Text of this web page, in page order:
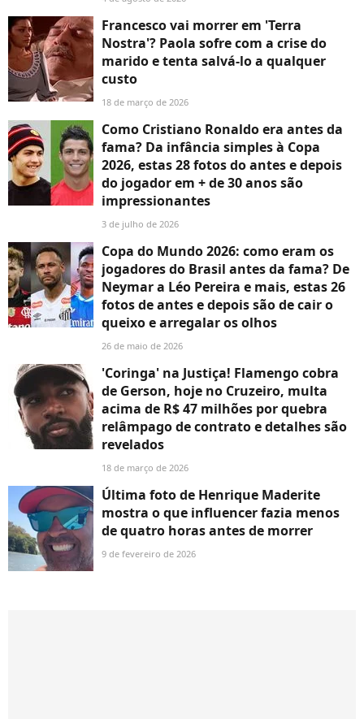
Francesco vai morrer em 'Terra
Nostra'? Paola sofre com a crise do
marido e tenta salvá-lo a qualquer
custo
18 de março de 2026
Como Cristiano Ronaldo era antes da
fama? Da infância simples à Copa
2026, estas 28 fotos do antes e depois
do jogador em + de 30 anos são
impressionantes
3 de julho de 2026
Copa do Mundo 2026: como eram os
jogadores do Brasil antes da fama? De
Neymar a Léo Pereira e mais, estas 26
fotos de antes e depois são de cair o
queixo e arregalar os olhos
26 de maio de 2026
'Coringa' na Justiça! Flamengo cobra
de Gerson, hoje no Cruzeiro, multa
acima de R$ 47 milhões por quebra
relâmpago de contrato e detalhes são
revelados
18 de março de 2026
Última foto de Henrique Maderite
mostra o que influencer fazia menos
de quatro horas antes de morrer
9 de fevereiro de 2026